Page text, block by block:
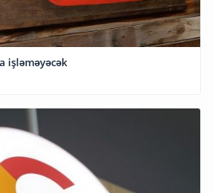
işləməyəcək